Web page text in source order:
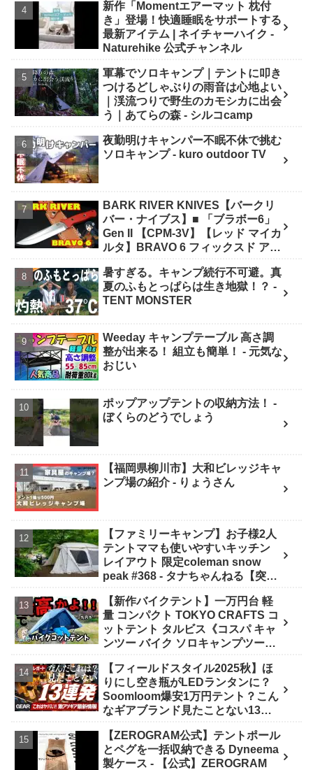
新作「Momentエアーマット 枕付
き」登場！快適睡眠をサポートする
最新アイテム | ネイチャーハイク -
Naturehike 公式チャンネル
軍幕でソロキャンプ｜テントに叩き
つけるどしゃぶりの雨音は心地よい
｜渓流つりで野生のカモシカに出会
う｜あてらの森 - シルコcamp
夜勤明けキャンパー不眠不休で挑む
ソロキャンプ - kuro outdoor TV
BARK RIVER KNIVES【バークリ
バー・ナイブス】■ 「ブラボー6」
Gen II 【CPM-3V】【レッド マイカ
ルタ】BRAVO 6 フィックスド アメ
グ！
暑すぎる。キャンプ続行不可避。真
夏のふもとっぱらは生き地獄！？ -
TENT MONSTER
Weeday キャンプテーブル 高さ調
整が出来る！ 組立も簡単！ - 元気な
おじい
ポップアップテントの収納方法！ -
ぼくらのどうでしょう
【福岡県柳川市】大和ビレッジキャ
ンプ場の紹介 - りょうさん
【ファミリーキャンプ】お子様2人
テントママも使いやすいキッチン
レイアウト 限定coleman snow
peak #368 - タナちゃんねる【突撃
【新作バイクテント】一万円台 軽
量 コンパクト TOKYO CRAFTS コ
ットテント タルビス《コスパ キャ
ンツー バイク ソロキャンプツーリ
リー 選び方》 - ｺﾝﾊﾟｸﾄｷﾞｱ紹介★バ
イク野営部
【フィールドスタイル2025秋】ほ
りにし空き瓶がLEDランタンに？
Soomloom爆安1万円テント？こん
なギアブランド見たことない13連
Outdoor News24
【ZEROGRAM公式】テントポール
とペグを一括収納できる Dyneema
製ケース - 【公式】ZEROGRAM